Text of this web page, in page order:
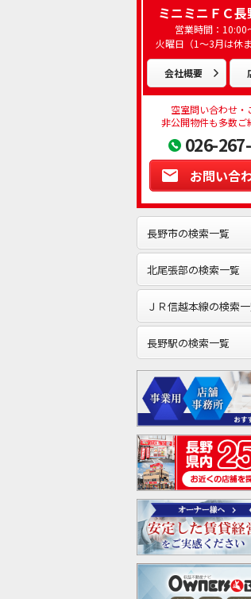
ミニミニＦＣ
営業時間：10:00
火曜日（1～3月は休
会社概要
空室問い合わせ・
非公開物件も多数ご
026-
お問い合
長野市の検索一覧
北尾張部の検索一覧
ＪＲ信越本線の検索
長野駅の検索一覧